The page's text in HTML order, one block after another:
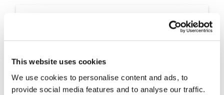
This website uses cookies
We use cookies to personalise content and ads, to
provide social media features and to analyse our traffic.